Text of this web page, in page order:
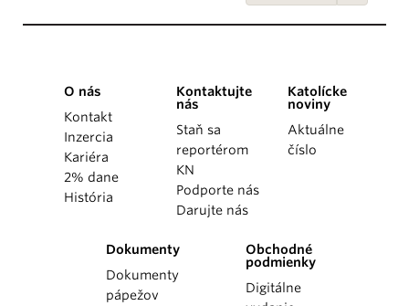
O nás
Kontakt
Inzercia
Kariéra
2% dane
História
Kontaktujte
nás
Staň sa
reportérom
KN
Podporte nás
Darujte nás
Katolícke
noviny
Aktuálne
číslo
Dokumenty
Dokumenty
pápežov
Obchodné
podmienky
Digitálne